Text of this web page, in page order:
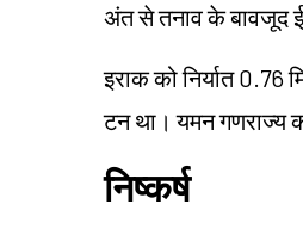
अंत से तनाव के बावजूद
इराक को निर्यात
टन था। यमन गणराज्य
निष्कर्ष